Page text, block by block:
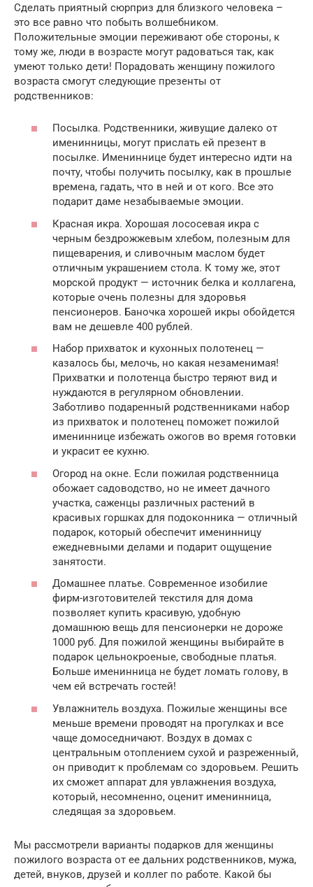
Сделать приятный сюрприз для близкого человека –
это все равно что побыть волшебником.
Положительные эмоции переживают обе стороны, к
тому же, люди в возрасте могут радоваться так, как
умеют только дети! Порадовать женщину пожилого
возраста смогут следующие презенты от
родственников:
Посылка. Родственники, живущие далеко от
именинницы, могут прислать ей презент в
посылке. Имениннице будет интересно идти на
почту, чтобы получить посылку, как в прошлые
времена, гадать, что в ней и от кого. Все это
подарит даме незабываемые эмоции.
Красная икра. Хорошая лососевая икра с
черным бездрожжевым хлебом, полезным для
пищеварения, и сливочным маслом будет
отличным украшением стола. К тому же, этот
морской продукт — источник белка и коллагена,
которые очень полезны для здоровья
пенсионеров. Баночка хорошей икры обойдется
вам не дешевле 400 рублей.
Набор прихваток и кухонных полотенец —
казалось бы, мелочь, но какая незаменимая!
Прихватки и полотенца быстро теряют вид и
нуждаются в регулярном обновлении.
Заботливо подаренный родственниками набор
из прихваток и полотенец поможет пожилой
имениннице избежать ожогов во время готовки
и украсит ее кухню.
Огород на окне. Если пожилая родственница
обожает садоводство, но не имеет дачного
участка, саженцы различных растений в
красивых горшках для подоконника — отличный
подарок, который обеспечит именинницу
ежедневными делами и подарит ощущение
занятости.
Домашнее платье. Современное изобилие
фирм-изготовителей текстиля для дома
позволяет купить красивую, удобную
домашнюю вещь для пенсионерки не дороже
1000 руб. Для пожилой женщины выбирайте в
подарок цельнокроеные, свободные платья.
Больше именинница не будет ломать голову, в
чем ей встречать гостей!
Увлажнитель воздуха. Пожилые женщины все
меньше времени проводят на прогулках и все
чаще домоседничают. Воздух в домах с
центральным отоплением сухой и разреженный,
он приводит к проблемам со здоровьем. Решить
их сможет аппарат для увлажнения воздуха,
который, несомненно, оценит именинница,
следящая за здоровьем.
Мы рассмотрели варианты подарков для женщины
пожилого возраста от ее дальних родственников, мужа,
детей, внуков, друзей и коллег по работе. Какой бы